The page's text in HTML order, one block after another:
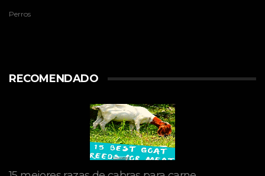
Perros
RECOMENDADO